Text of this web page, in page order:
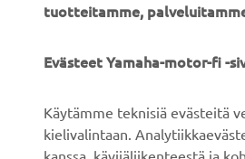
Uutiset
tuotteitamme,
Evästeet Yamaha-motor-fi -
Käytämme teknisiä evästeitä
kielivalintaan.
kanssa, kävijäliikenteestä ja